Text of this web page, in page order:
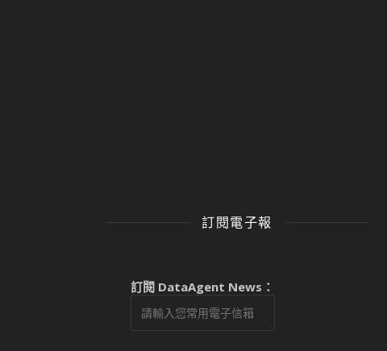
訂閱電子報
訂閱 DataAgent News：